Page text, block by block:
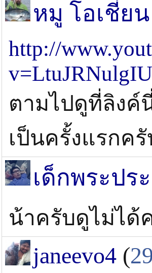
หมู โอเชี่ยน
http://
ตามไปดูที่ลิงค์
เป็นครั้งแรกครั
เด็กพระปร
น้าครับดูไม่ได้
janeevo4 (